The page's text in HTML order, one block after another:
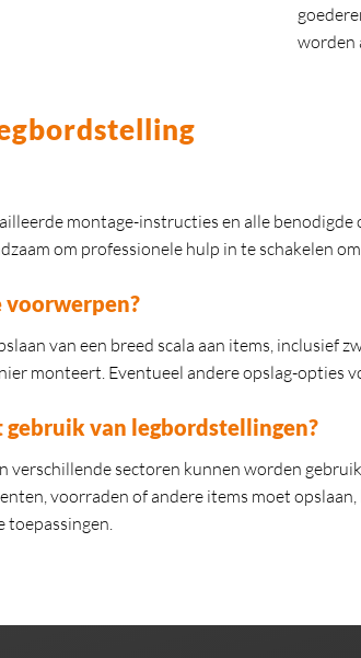
worden
montage-instructies en alle
om professionele hulp in te schakelen
van een breed scala aan items, inclusief
monteert. Eventueel andere opslag-opties
van legbordstellingen?
sectoren kunnen worden
voorraden of andere items moet